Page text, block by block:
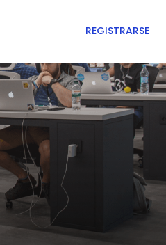
REGISTRARSE